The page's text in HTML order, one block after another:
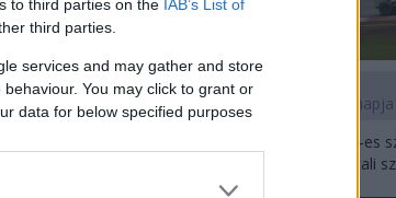
to third parties on the IAB’s List of
third parties.
services and may gather and store
You may click to grant or
data for below specified purposes
annyira
(arról,
utolsó körre
állunk ki,
szóval az
2 napja
Ilyen lehet a jövő F1-es
Domenicali